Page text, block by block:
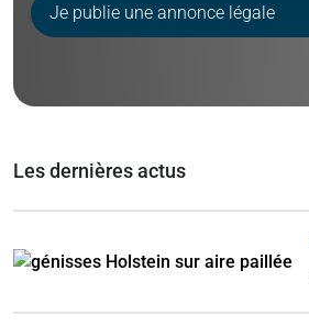
Je publie une annonce légale
Les dernières actus